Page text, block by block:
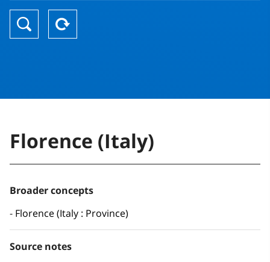
Florence (Italy)
Broader concepts
Florence (Italy : Province)
Source notes